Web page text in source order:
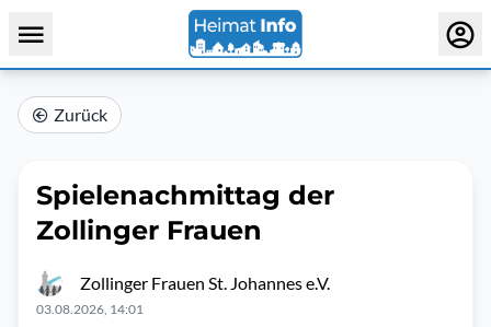
Zurück
Spielenachmittag der
Zollinger Frauen
Zollinger Frauen St. Johannes e.V.
03.08.2026, 14:01